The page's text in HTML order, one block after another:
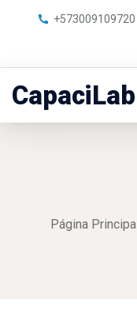
+573009109720
CapaciLab
Página Principal